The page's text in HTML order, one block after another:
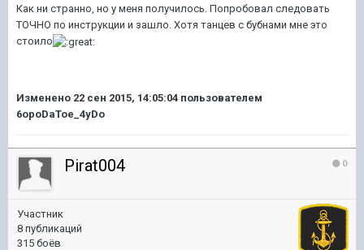
Как ни странно, но у меня получилось. Попробовал следовать
ТОЧНО по инструкции и зашло. Хотя танцев с бубнами мне это
стоило
Изменено 22 сен 2015, 14:05:04 пользователем
6opoDaToe_4yDo
0
Pirat004
Участник
8 публикаций
315 боёв